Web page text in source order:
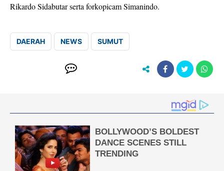
Rikardo Sidabutar serta forkopicam Simanindo.
DAERAH NEWS SUMUT